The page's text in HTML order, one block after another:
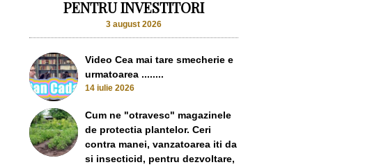
PENTRU INVESTITORI
3 august 2026
Video Cea mai tare smecherie e
urmatoarea ........
14 iulie 2026
Cum ne "otravesc" magazinele
de protectia plantelor. Ceri
contra manei, vanzatoarea iti da
si insecticid, pentru dezvoltare,